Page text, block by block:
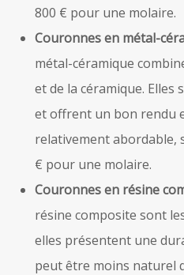
800 € pour une molaire.
Couronnes en métal-
métal-céramique
et de la céramique.
et offrent un bon rendu
relativement abordable,
€ pour une molaire.
Couronnes en résine
résine composite sont
elles présentent une
peut être moins naturel